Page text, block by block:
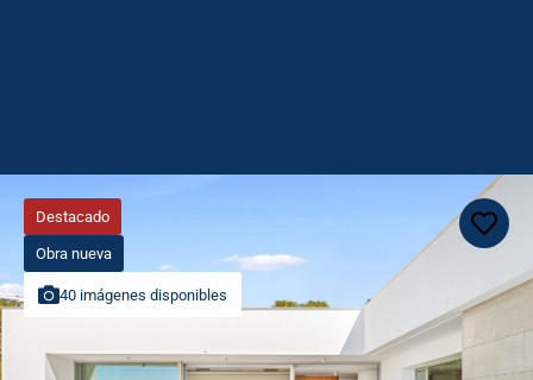
40 imágenes disponibles
Destacado
Obra nueva